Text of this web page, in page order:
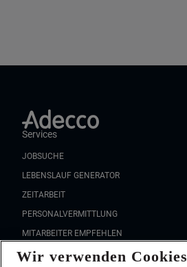
Services
JOBSUCHE
LEBENSLAUF GENERATOR
ZEITARBEIT
PERSONALVERMITTLUNG
MITARBEITER EMPFEHLEN
FAQ
Wir stellen ein!
Wir verwenden Cookies